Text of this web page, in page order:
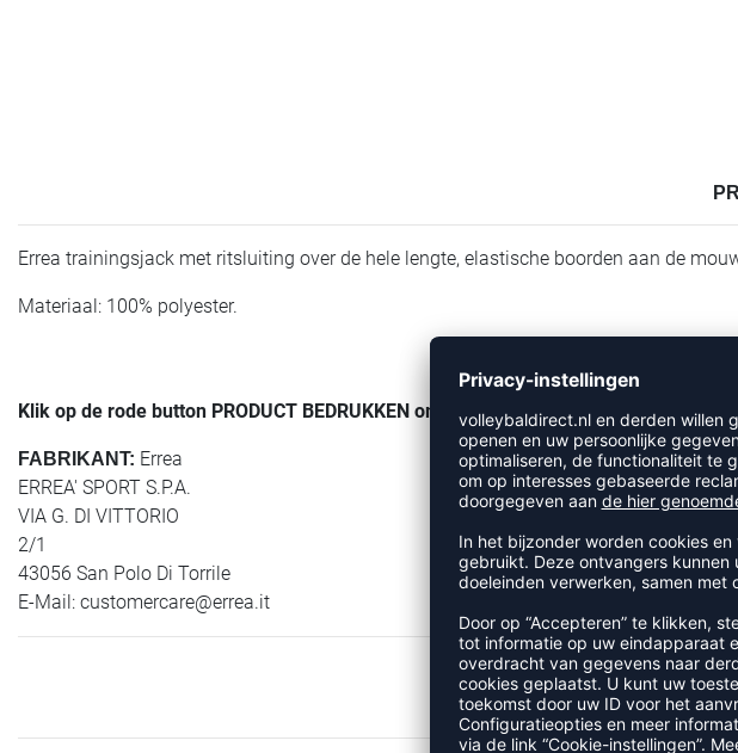
Errea trainingsjack met ritsluiting over de hele lengte, elastische boorden aan de
Materiaal: 100% polyester.
Klik op de rode button PRODUCT BEDRUKKEN om de bedrukking door te geven.
FABRIKANT: Errea
ERREA' SPORT S.P.A.
VIA G. DI VITTORIO
2/1
43056 San Polo Di Torrile
E-Mail: customercare@errea.it